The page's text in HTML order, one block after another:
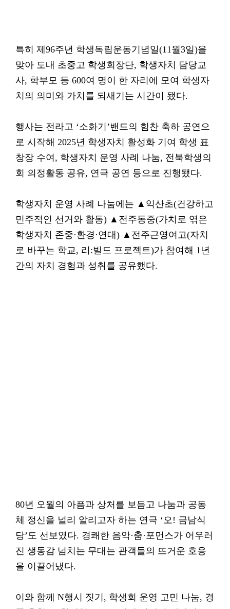
특히 제96주년 학생독립운동기념일(11월3일)을
맞아 도내 초중고 학생회장단, 학생자치 담당교
사, 학부모 등 600여 명이 한 자리에 모여 학생자
치의 의미와 가치를 되새기는 시간이 됐다.
행사는 전라고 ‘소화기’밴드의 힘찬 축하 공연으
로 시작해 2025년 학생자치 활성화 기여 학생 표
창장 수여, 학생자치 운영 사례 나눔, 전북학생의
회 의정활동 공유, 연극 공연 등으로 진행됐다.
학생자치 운영 사례 나눔에는 ▲익산초(건강하고
민주적인 선거와 활동) ▲전주동중(가치로 엮은
학생자치 존중·환경·연대) ▲전주근영여고(자치
로 바꾸는 학교, 리:빌드 프로젝트)가 참여해 1년
간의 자치 경험과 성취를 공유했다.
80년 오월의 아픔과 상처를 보듬고 나눔과 공동
체 정신을 널리 알리고자 하는 연극 ‘오! 금남식
당’도 선보였다. 경쾌한 음악·춤·포먼스가 어우러
진 생동감 넘치는 무대는 관객들의 뜨거운 호응
을 이끌어냈다.
이와 함께 N행시 짓기, 학생회 운영 고민 나눔, 경